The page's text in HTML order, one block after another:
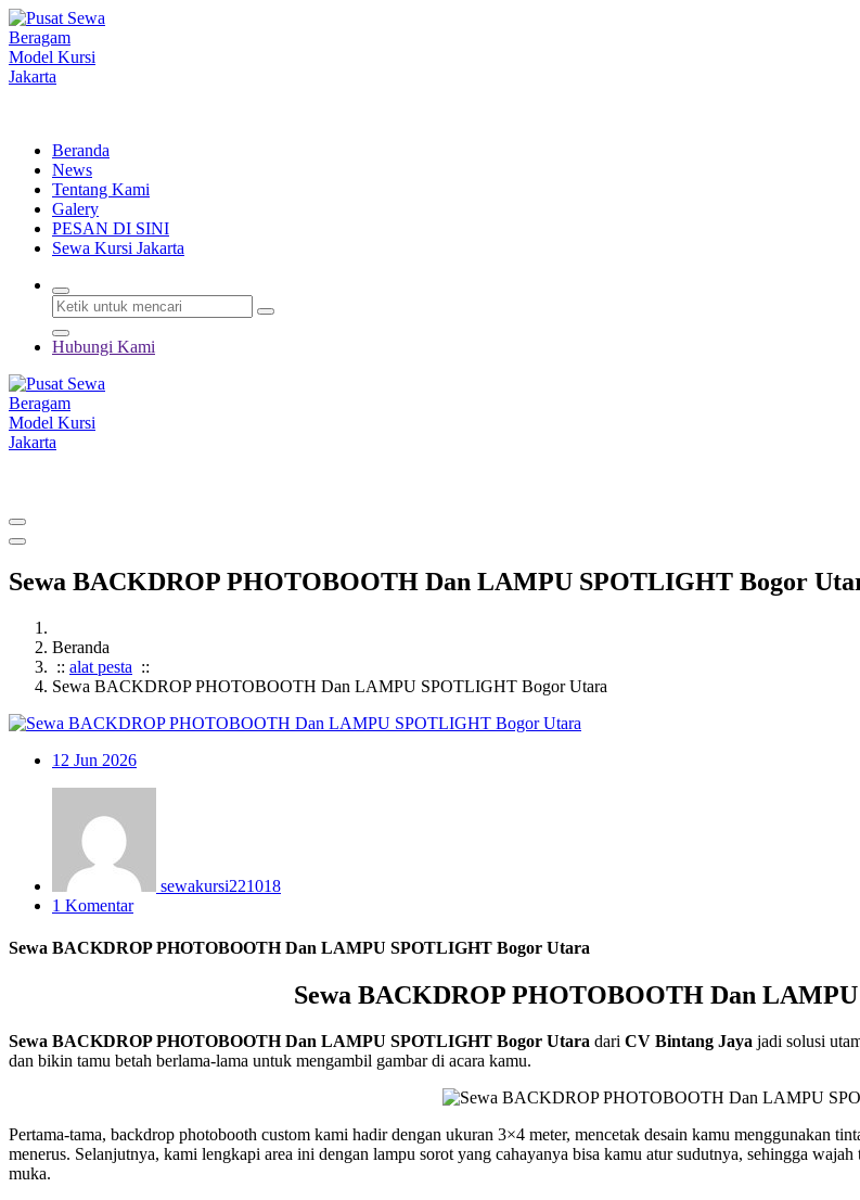
Lewati
ke
konten
Beranda
News
Tentang Kami
Galery
PESAN DI SINI
Sewa Kursi Jakarta
Hubungi Kami
Sewa BACKDROP PHOTOBOOTH Dan LAMPU SPOTLIGHT Bogor
Beranda
:: alat pesta ::
Sewa BACKDROP PHOTOBOOTH Dan LAMPU SPOTLIGHT Bogor Utara
12 Jun 2026
sewakursi221018
1 Komentar
Sewa BACKDROP PHOTOBOOTH Dan LAMPU SPOTLIGHT Bogor Utara
Sewa BACKDROP PHOTOBOOTH Dan
Sewa BACKDROP PHOTOBOOTH Dan LAMPU SPOTLIGHT Bogor Utara dari CV Bintang Jaya jadi solusi
dan bikin tamu betah berlama-lama untuk mengambil gambar di acara kamu.
Pertama-tama, backdrop photobooth custom kami hadir dengan ukuran 3×4 meter, mencetak desain kamu menggunakan
menerus. Selanjutnya, kami lengkapi area ini dengan lampu sorot yang cahayanya bisa kamu atur sudutnya, sehingga
muka.